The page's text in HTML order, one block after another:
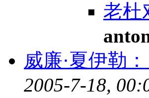
老杜
威廉·夏伊勒
2005-7-18,